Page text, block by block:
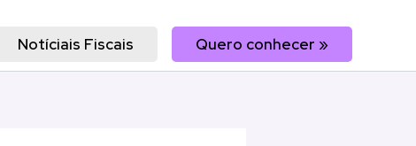
Notíciais Fiscais Quero conhecer »